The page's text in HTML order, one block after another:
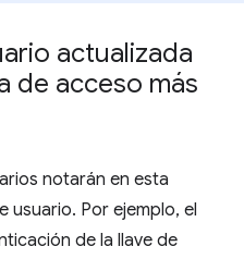
actualizada
de acceso más
notarán en esta
usuario. Por ejemplo, el
de la llave de